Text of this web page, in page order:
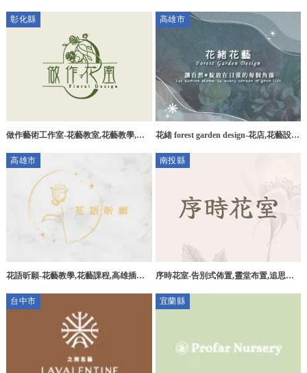
生花店
彰化縣
做作藝術工作室-花藝教室,花藝教學,彰
高雄市
花緒 forest garden design-花店,花藝設
計
高雄市
花語昕願-花藝教學,花藝課程,高雄插花
南投縣
序時花室-告別式佈置,靈堂布置,追思會
台中市
宜蘭縣